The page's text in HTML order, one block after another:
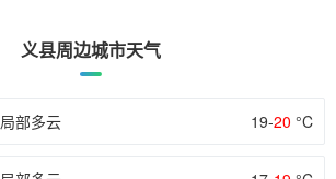
义县周边城市天气
局部多云 19-20 °C